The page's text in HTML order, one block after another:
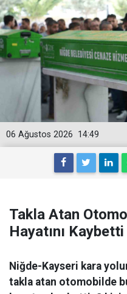
14:49
06 Ağustos 2026
Takla Atan
Hayatını Kaybetti
Niğde-Kayseri kara
takla atan otomobilde